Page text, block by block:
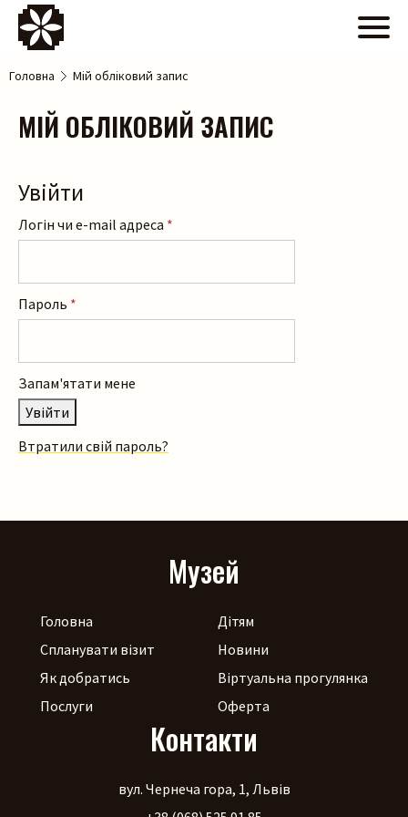
Пошук на сайті
Головна Мій обліковий запис
МІЙ ОБЛІКОВИЙ ЗАПИС
Увійти
Логін чи e-mail адреса *
Пароль *
Запам'ятати мене
Увійти
Втратили свій пароль?
Музей
Головна
Спланувати візит
Як добратись
Послуги
Дітям
Новини
Віртуальна прогулянка
Оферта
Контакти
вул. Чернеча гора, 1, Львів